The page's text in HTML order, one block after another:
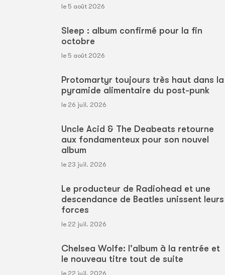
le 5 août 2026
Sleep : album confirmé pour la fin
octobre
le 5 août 2026
Protomartyr toujours très haut dans la
pyramide alimentaire du post-punk
le 26 juil. 2026
Uncle Acid & The Deabeats retourne
aux fondamenteux pour son nouvel
album
le 23 juil. 2026
Le producteur de Radiohead et une
descendance de Beatles unissent leurs
forces
le 22 juil. 2026
Chelsea Wolfe: l'album à la rentrée et
le nouveau titre tout de suite
le 22 juil. 2026